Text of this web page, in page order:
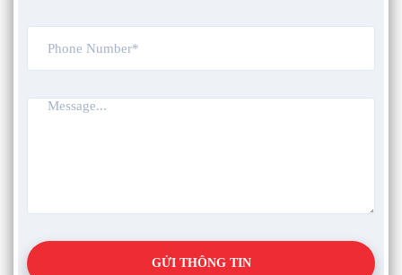
GỬI THÔNG TIN